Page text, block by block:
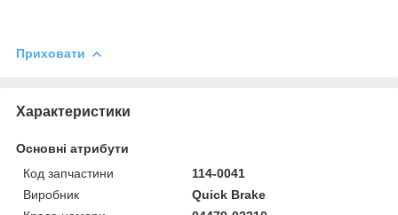
Приховати
Характеристики
Основні атрибути
Код запчастини
114-0041
Виробник
Quick Brake